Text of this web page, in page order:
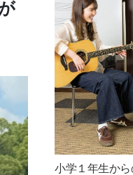
小学１年生から